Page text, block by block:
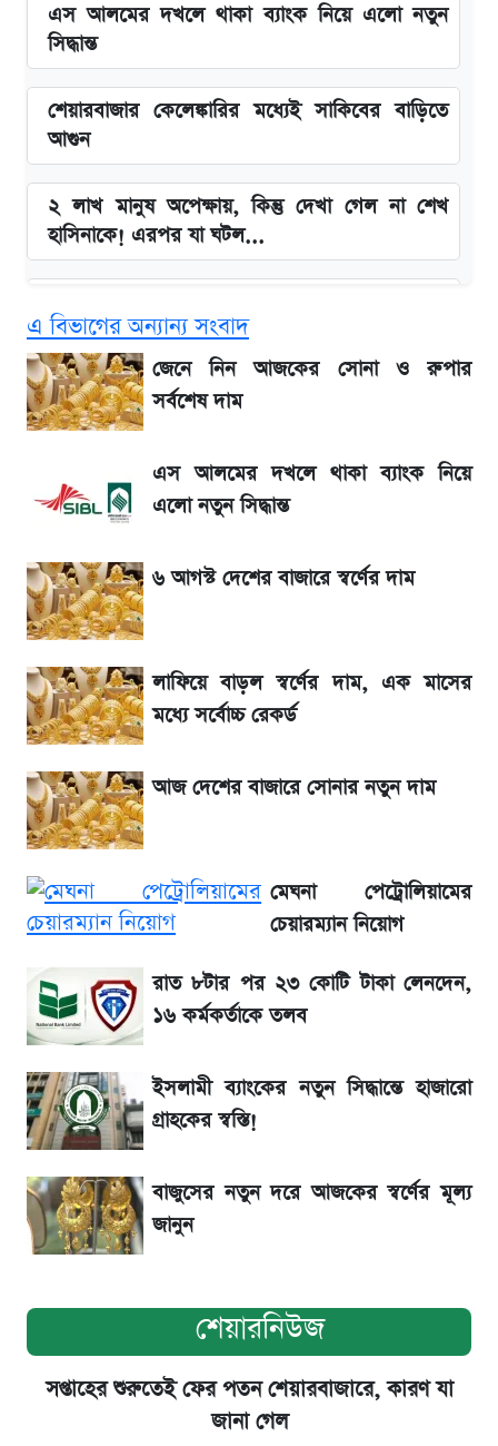
এস আলমের দখলে থাকা ব্যাংক নিয়ে এলো নতুন
সিদ্ধান্ত
শেয়ারবাজার কেলেঙ্কারির মধ্যেই সাকিবের বাড়িতে
আগুন
২ লাখ মানুষ অপেক্ষায়, কিন্তু দেখা গেল না শেখ
হাসিনাকে! এরপর যা ঘটল...
Redmi K80 নিয়ে আপডেট
বাংলাদেশ নিয়ে যা বললেন সজীব ওয়াজেদ জয়
সাকিবের বাড়িতে হামলা নিয়ে মুখ খুললেন দিলীপ
ঘোষ
লিটনকে নিয়ে টিম ম্যানেজমেন্টের নতুন পরিকল্পনা
জেনে নিন আজকের সোনা ও রুপার সর্বশেষ দাম
আগামীকালই স্পষ্ট হবে এসএসসি ফল প্রকাশের
তারিখ
তাপমাত্রা নিয়ে নতুন পূর্বাভাস দিল আবহাওয়া অফিস
৬ আগস্ট দেশের বাজারে স্বর্ণের দাম
রবির বড় সাফল্য! আয় কম বাড়লেও রেকর্ড মুনাফা ও
শেয়ার বিজকে লিগ্যাল নোটিশ পাঠাল রবি, শুরু নতুন
বিতর্ক
সৌদিতে বাংলাদেশিদের আকামা নবায়নে বদলে গেল
নিয়ম
এ বিভাগের অন্যান্য সংবাদ
জেনে নিন আজকের সোনা ও রুপার
সর্বশেষ দাম
এস আলমের দখলে থাকা ব্যাংক নিয়ে
এলো নতুন সিদ্ধান্ত
৬ আগস্ট দেশের বাজারে স্বর্ণের দাম
লাফিয়ে বাড়ল স্বর্ণের দাম, এক মাসের
মধ্যে সর্বোচ্চ রেকর্ড
আজ দেশের বাজারে সোনার নতুন দাম
মেঘনা পেট্রোলিয়ামের
চেয়ারম্যান নিয়োগ
রাত ৮টার পর ২৩ কোটি টাকা লেনদেন,
১৬ কর্মকর্তাকে তলব
ইসলামী ব্যাংকের নতুন সিদ্ধান্তে হাজারো
গ্রাহকের স্বস্তি!
বাজুসের নতুন দরে আজকের স্বর্ণের মূল্য
জানুন
শেয়ারনিউজ
সপ্তাহের শুরুতেই ফের পতন শেয়ারবাজারে, কারণ যা
জানা গেল